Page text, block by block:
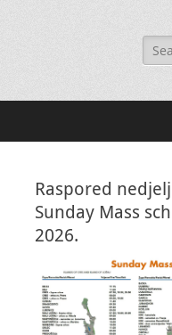
for:
Raspored
Sunday Mass
2026.